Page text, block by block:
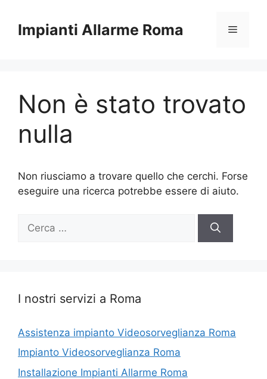
contenuto
Impianti Allarme Roma Menu
Non è stato trovato
nulla
Non riusciamo a trovare quello che cerchi. Forse
eseguire una ricerca potrebbe essere di aiuto.
per:
I nostri servizi a Roma
Assistenza impianto Videosorveglianza Roma
Impianto Videosorveglianza Roma
Installazione Impianti Allarme Roma